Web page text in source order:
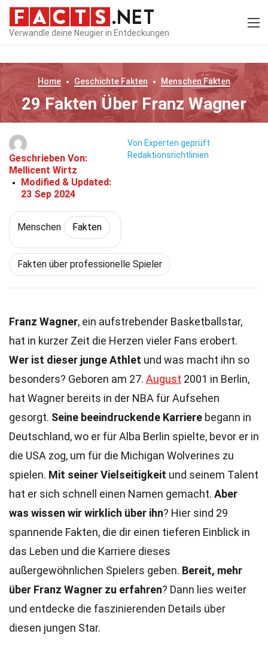
Verwandle deine Neugier in Entdeckungen
Home Geschichte Fakten MenschenFakten
29 Fakten Über Franz Wagner
Geschrieben Von:
Mellicent Wirtz
Modified & Updated:
23 Sep 2024
Von Experten geprüft
Redaktionsrichtlinien
Menschen Fakten
Fakten über professionelle Spieler
Franz Wagner, ein aufstrebender Basketballstar,
hat in kurzer Zeit die Herzen vieler Fans erobert.
Wer ist dieser junge Athlet und was macht ihn so
besonders? Geboren am 27. August 2001 in Berlin,
hat Wagner bereits in der NBA für Aufsehen
gesorgt. Seine beeindruckende Karriere begann in
Deutschland, wo er für Alba Berlin spielte, bevor er in
die USA zog, um für die Michigan Wolverines zu
spielen. Mit seiner Vielseitigkeit und seinem Talent
hat er sich schnell einen Namen gemacht. Aber
was wissen wir wirklich über ihn? Hier sind 29
spannende Fakten, die dir einen tieferen Einblick in
das Leben und die Karriere dieses
außergewöhnlichen Spielers geben. Bereit, mehr
über Franz Wagner zu erfahren? Dann lies weiter
und entdecke die faszinierenden Details über
diesen jungen Star.